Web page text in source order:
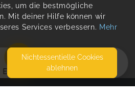
EVENTS
um die bestmögliche
Mit deiner Hilfe können wir
Services verbessern. Mehr
Nicht­essentielle Cookies
ablehnen